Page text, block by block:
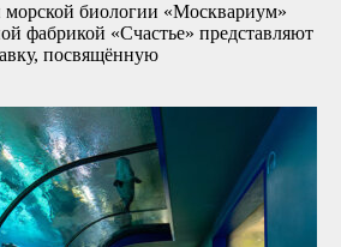
биологии «Москвариум»
фабрикой «Счастье» представляют
посвящённую